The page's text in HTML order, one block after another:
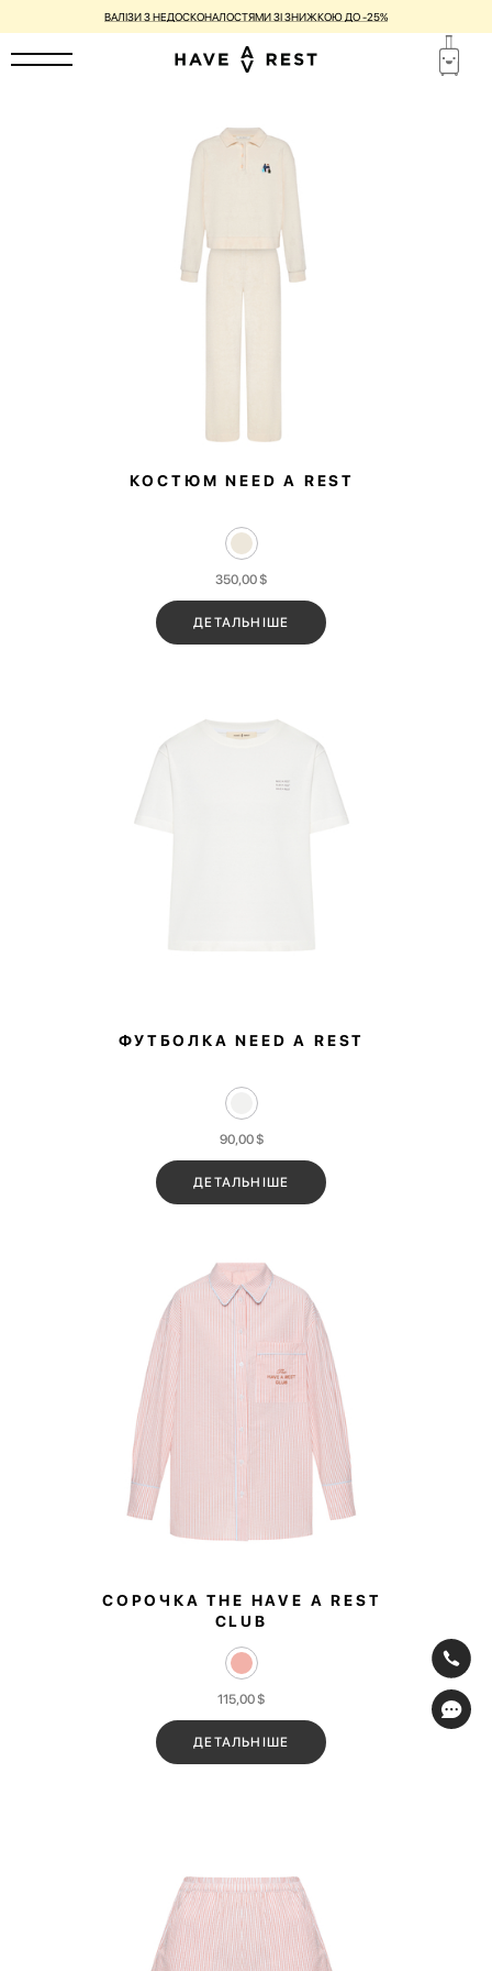
ГАРАНТІЯ 1 РІК ТА БЕЗКОШТОВНИЙ РЕМОНТ ДЛЯ КОЖНОЇ ВАЛІЗИ
КОСТЮМ NEED A REST
350,00$
ДЕТАЛЬНІШЕ
ФУТБОЛКА NEED A REST
90,00$
ДЕТАЛЬНІШЕ
СОРОЧКА THE HAVE A REST
CLUB
115,00$
ДЕТАЛЬНІШЕ